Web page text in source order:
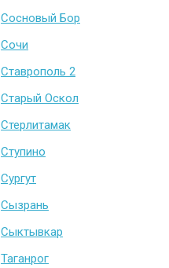
Сосновый Бор
Сочи
Ставрополь 2
Старый Оскол
Стерлитамак
Ступино
Сургут
Сызрань
Сыктывкар
Таганрог